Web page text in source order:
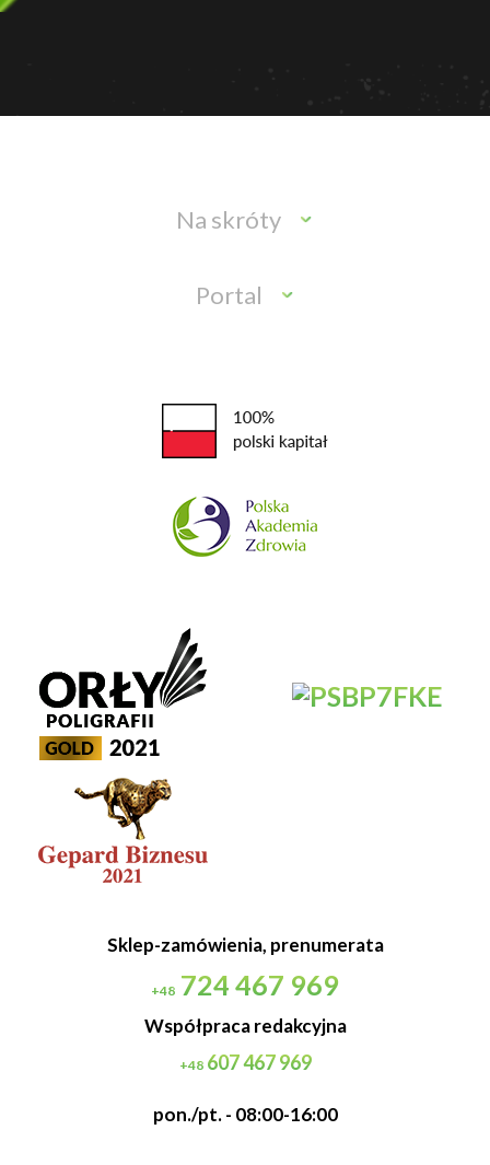
Na skróty
Portal
Sklep-zamówienia, prenumerata
+48 724 467 969
Współpraca redakcyjna
+48607 467 969
pon./pt. - 08:00-16:00